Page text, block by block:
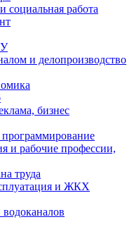
социальная работа
и делопроизводство
бизнес
и рабочие профессии,
труда
и ЖКХ